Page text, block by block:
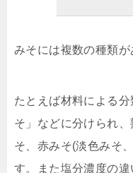
みそには複数の種類が
たとえば材料による
そ」などに分けられ
そ、赤みそ(淡色みそ
す。また塩分濃度の